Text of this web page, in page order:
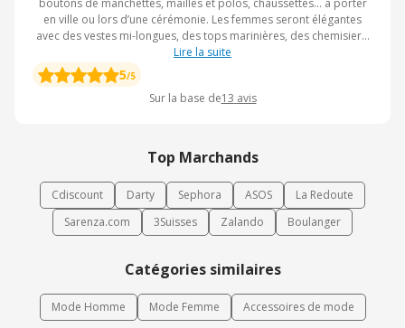
boutons de manchettes, mailles et polos, chaussettes... à porter
en ville ou lors d’une cérémonie. Les femmes seront élégantes
avec des vestes mi-longues, des tops marinières, des chemisiers,
des robes, des t-shirts de la collection, à agrémenter avec une
écharpe en laine ou un carré en crêpe de soie. Avec les guides et
conseils Alain Figaret, les hommes coquets seront encore plus
smart. Tous ceux et toutes celles qui veulent gâter leurs proches
premium Alain Figaret s’adresse aux plus pressés, car la livraison
à Paris se fait le jour même. Habillez-vous Alain Figaret et ne
manquez pas la nouvelle collection Printemps-Eté. Si vous ne
savez pas quelle chemise choisir, laissez-vous guider, en cliquant
sur le bouton indiqué. N’oubliez pas de vous inscrire à la
newsletter d’Alain Figaret, et vous serez informé des news et bons
Lire la suite
5/5
Sur la base de13 avis
Top Marchands
Cdiscount Darty Sephora ASOS
La Redoute
Sarenza.com
3Suisses Zalando Boulanger
Catégories similaires
Mode Homme Mode Femme Accessoires de mode